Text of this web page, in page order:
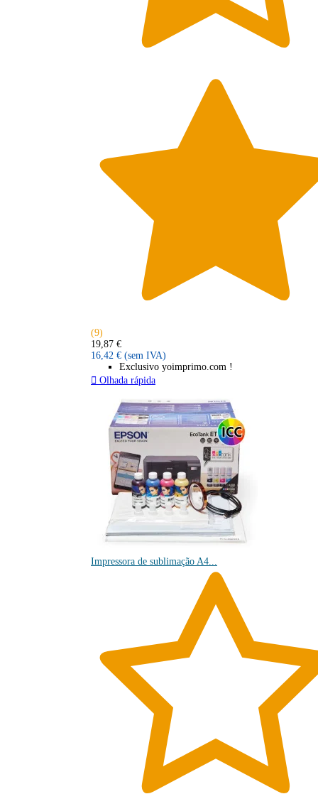
(9)
19,87 €
16,42 € (sem IVA)
Exclusivo yoimprimo.com !
 Olhada rápida
Impressora de sublimação A4...